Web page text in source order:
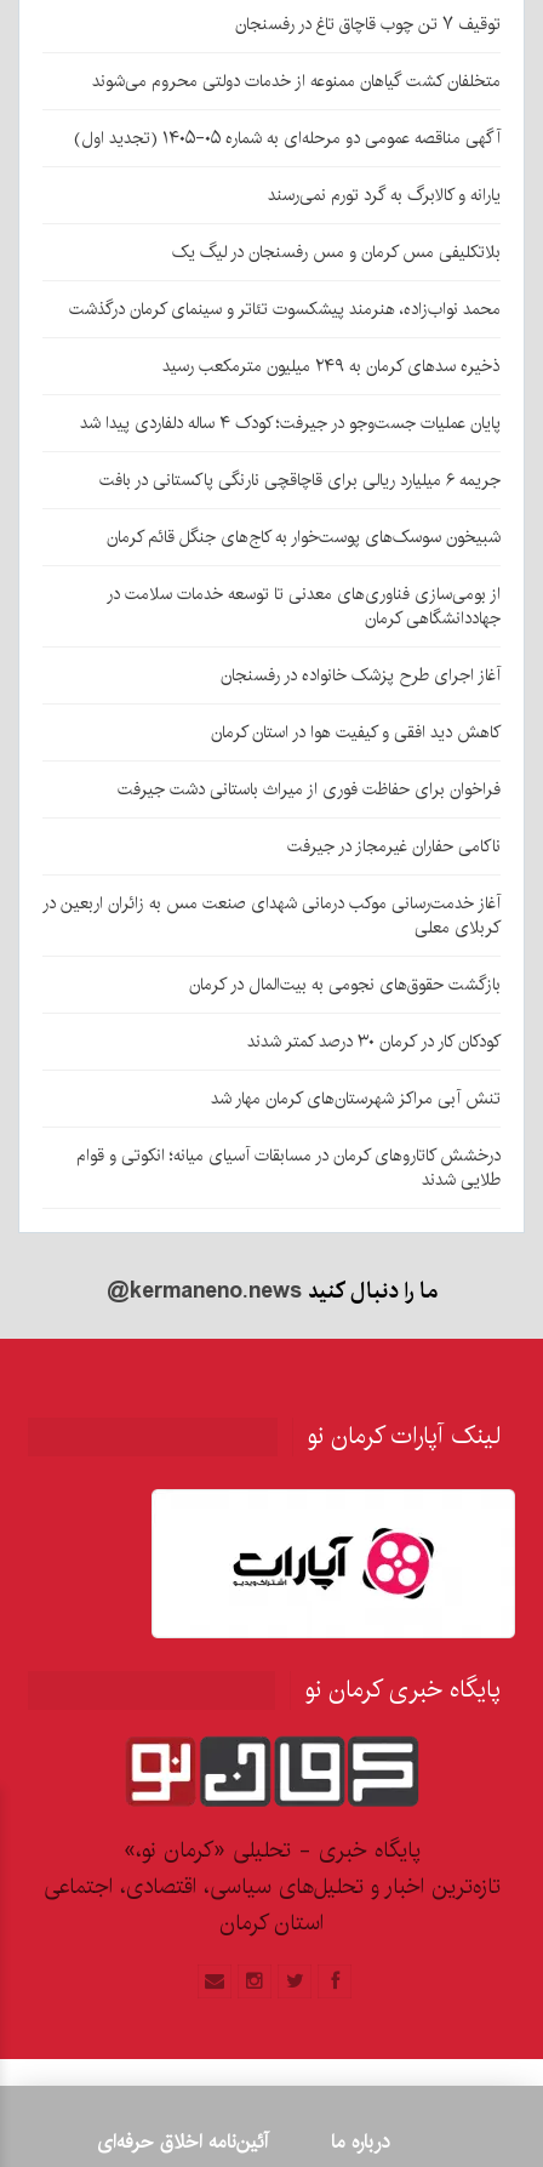
توقیف ۷ تن چوب قاچاق تاغ در رفسنجان
متخلفان کشت گیاهان ممنوعه از خدمات دولتی محروم می‌شوند
آگهی مناقصه عمومی دو مرحله‌ای به شماره ۰۵-۱۴۰۵ (تجدید اول)
یارانه و کالابرگ به گرد تورم نمی‌رسند
بلاتکلیفی مس کرمان و مس رفسنجان در لیگ یک
محمد نواب‌زاده، هنرمند پیشکسوت تئاتر و سینمای کرمان درگذشت
ذخیره سدهای کرمان به ۲۴۹ میلیون مترمکعب رسید
پایان عملیات جست‌وجو در جیرفت؛ کودک ۴ ساله دلفاردی پیدا شد
جریمه ۶ میلیارد ریالی برای قاچاقچی نارنگی پاکستانی در بافت
شبیخون سوسک‌های پوست‌خوار به کاج‌های جنگل قائم کرمان
از بومی‌سازی فناوری‌های معدنی تا توسعه خدمات سلامت در
جهاددانشگاهی کرمان
آغاز اجرای طرح پزشک خانواده در رفسنجان
کاهش دید افقی و کیفیت هوا در استان کرمان
فراخوان برای حفاظت فوری از میراث باستانی دشت جیرفت
ناکامی حفاران غیرمجاز در جیرفت
آغاز خدمت‌رسانی موکب درمانی شهدای صنعت مس به زائران اربعین در
کربلای معلی
بازگشت حقوق‌های نجومی به بیت‌المال در کرمان
کودکان کار در کرمان ۳۰ درصد کمتر شدند
تنش آبی مراکز شهرستان‌های کرمان مهار شد
درخشش کاتاروهای کرمان در مسابقات آسیای میانه؛ انکوتی و قوام
طلایی شدند
ما را دنبال کنید@kermaneno.news
لینک آپارات کرمان نو
پایگاه خبری کرمان نو
پایگاه خبری - تحلیلی «کرمان نو،»
تازه‌ترین اخبار و تحلیل‌های سیاسی، اقتصادی، اجتماعی
استان کرمان
درباره ما آئین‌نامه اخلاق حرفه‌ای